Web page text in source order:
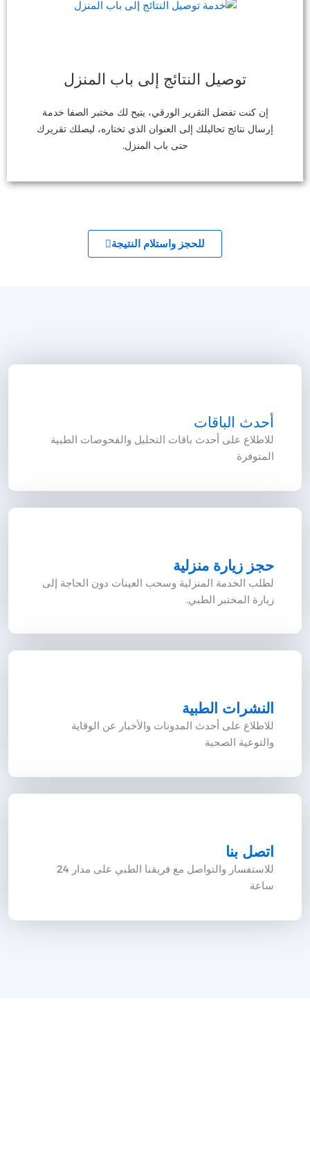
توصيل النتائج إلى باب المنزل
إن كنت تفضل التقرير الورقي، يتيح لك مختبر الصفا خدمة
إرسال نتائج تحاليلك إلى العنوان الذي تختاره، ليصلك تقريرك
حتى باب المنزل.
للحجز واستلام النتيجة
أحدث الباقات
للاطلاع على أحدث باقات التحليل والفحوصات الطبية
المتوفرة
حجز زيارة منزلية
لطلب الخدمة المنزلية وسحب العينات دون الحاجة إلى
زيارة المختبر الطبي.
النشرات الطبية
للاطلاع على أحدث المدونات والأخبار عن الوقاية
والتوعية الصحية
اتصل بنا
للاستفسار والتواصل مع فريقنا الطبي على مدار 24
ساعة